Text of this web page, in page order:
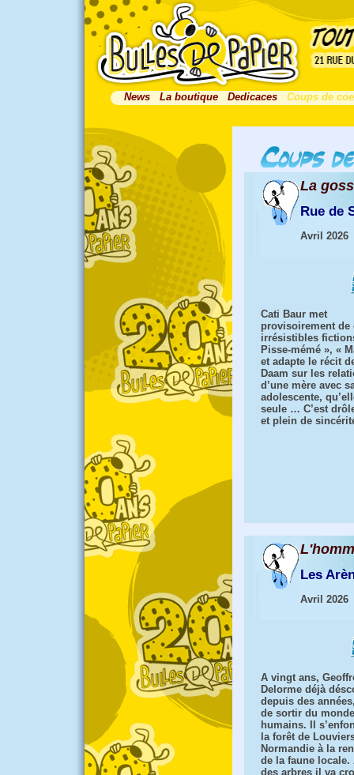
News La boutique Dedicaces Coups de
La
Rue de
Avril 2026
Cati Baur met
provisoirement de
irrésistibles
Pisse-mémé », «
et adapte le récit
Daam sur les
d’une mère avec
adolescente,
seule … C’est
et plein de
Les
Avril 2026
A vingt ans,
Delorme déjà
depuis des
de sortir du
humains. Il
la forêt de
Normandie à la
de la faune locale.
des arbres il va